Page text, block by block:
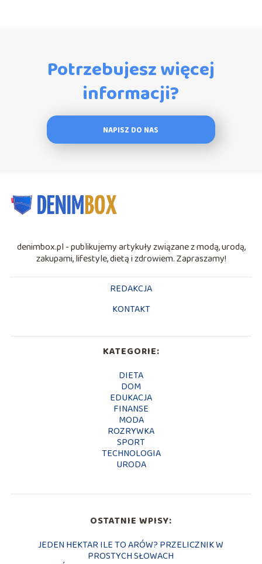
Potrzebujesz więcej
informacji?
NAPISZ DO NAS
denimbox.pl - publikujemy artykuły związane z modą, urodą,
zakupami, lifestyle, dietą i zdrowiem. Zapraszamy!
REDAKCJA
KONTAKT
KATEGORIE:
DIETA
DOM
EDUKACJA
FINANSE
MODA
ROZRYWKA
SPORT
TECHNOLOGIA
URODA
OSTATNIE WPISY:
JEDEN HEKTAR ILE TO ARÓW? PRZELICZNIK W
PROSTYCH SŁOWACH